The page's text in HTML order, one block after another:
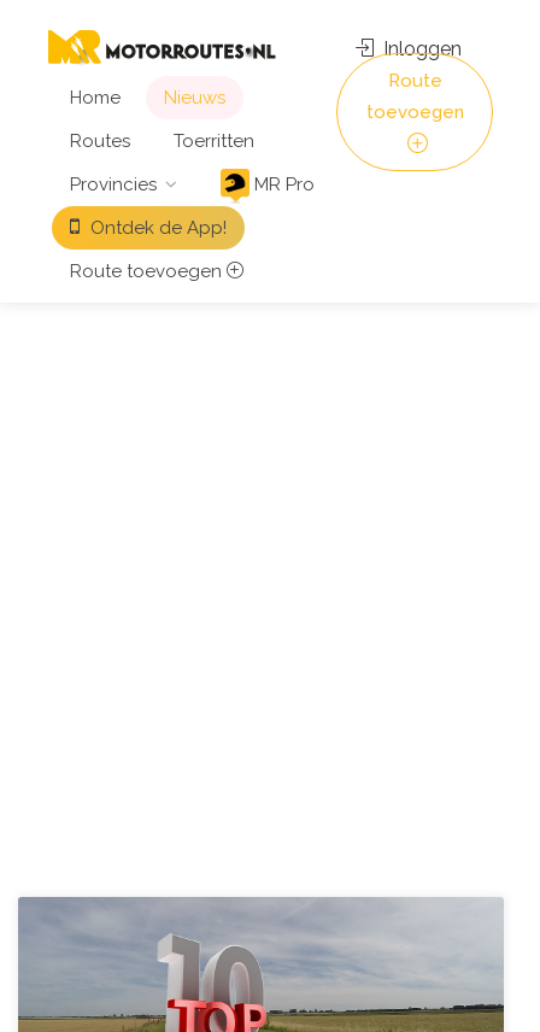
Home
Nieuws
Routes
Toerritten
Provincies
MR Pro
Ontdek de App!
Route toevoegen
Inloggen
Route
toevoegen